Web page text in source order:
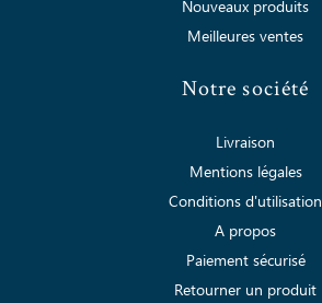
Nouveaux produits
Meilleures ventes
Notre société
Livraison
Mentions légales
Conditions d'utilisation
A propos
Paiement sécurisé
Retourner un produit